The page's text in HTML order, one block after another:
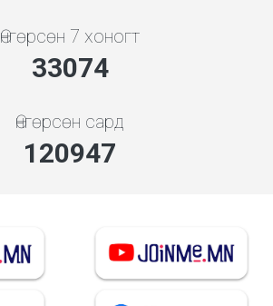
Өнгөрсөн 7 хоногт
35436
Өнгөрсөн сард
134902